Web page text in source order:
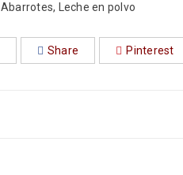
Abarrotes, Leche en polvo
Share Pinterest